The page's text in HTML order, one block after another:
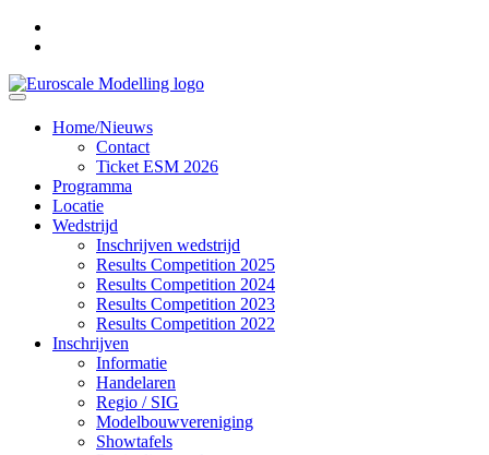
Home/Nieuws
Contact
Ticket ESM 2026
Programma
Locatie
Wedstrijd
Inschrijven wedstrijd
Results Competition 2025
Results Competition 2024
Results Competition 2023
Results Competition 2022
Inschrijven
Informatie
Handelaren
Regio / SIG
Modelbouwvereniging
Showtafels